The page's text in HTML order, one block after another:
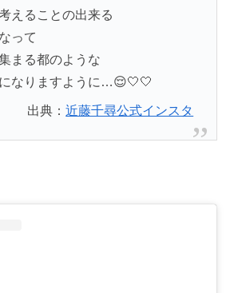
えることの出来る
って
まる都のような
なりますように…😌🤍🤍
出典：近藤千尋公式インスタ